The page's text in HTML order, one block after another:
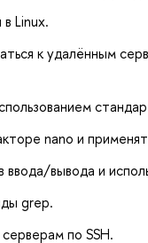
Linux.
к удалённым
nano и
ввода/вывода и
grep.
по SSH.